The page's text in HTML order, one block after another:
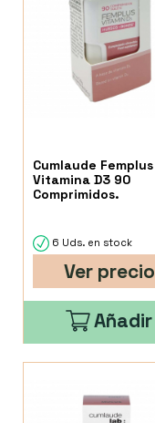
Cumlaude Femplus
Vitamina D3 90
Comprimidos.
6 Uds. en stock
Ver precio
Añadir